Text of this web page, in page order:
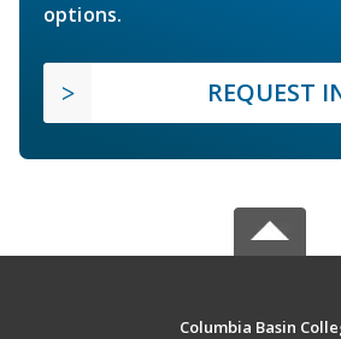
options.
REQUEST
Columbia Basin